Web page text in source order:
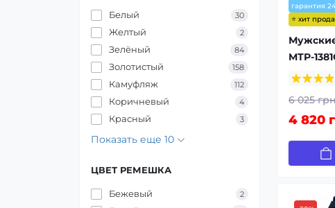
Белый 30
Желтый 2
Зелёный 84
Золотистый 158
Камуфляж 112
Коричневый 4
Красный 3
Показать еще 10
ЦВЕТ РЕМЕШКА
Бежевый 2
гарантия
⭐ хит
MTP-
6 025
4 820